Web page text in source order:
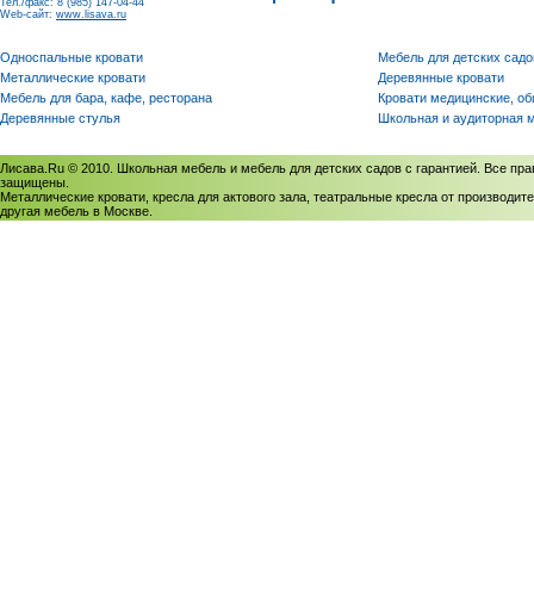
Тел./факс: 8 (985) 147-04-44
Web-сайт: www.lisava.ru
Односпальные кровати
Металлические кровати
Мебель для бара, кафе, ресторана
Деревянные стулья
Мебель для детских
Деревянные кровати
Кровати медицинские,
Школьная и аудиторная
Лисава.Ru © 2010. Школьная мебель и мебель для детских садов с гарантией. Все
защищены.
Металлические кровати, кресла для актового зала, театральные кресла от
другая мебель в Москве.
Политика использования cookies/Соглашение на обработку персональных данных